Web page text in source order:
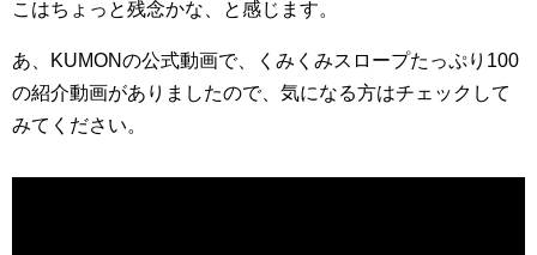
こはちょっと残念かな、と感じます。
あ、KUMONの公式動画で、くみくみスロープたっぷり100
の紹介動画がありましたので、気になる方はチェックして
みてください。